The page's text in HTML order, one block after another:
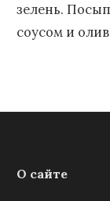
зелень.
соусом и
О сайте